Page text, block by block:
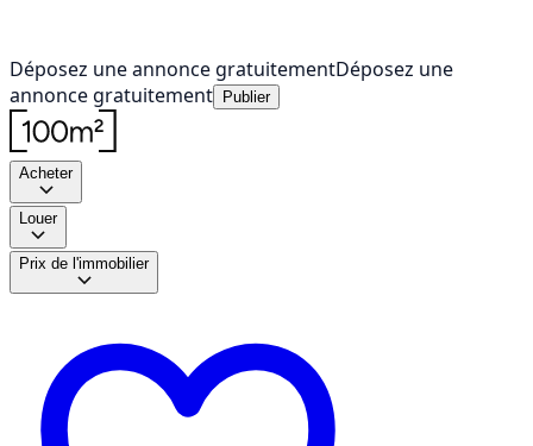
Déposez une annonce gratuitementDéposez une
annonce gratuitement
Publier
Acheter
Louer
Prix de l'immobilier